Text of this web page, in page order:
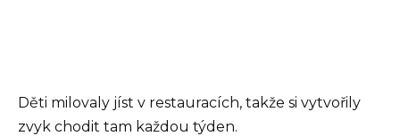
Děti milovaly jíst v restauracích, takže si vytvořily
zvyk chodit tam každou týden.